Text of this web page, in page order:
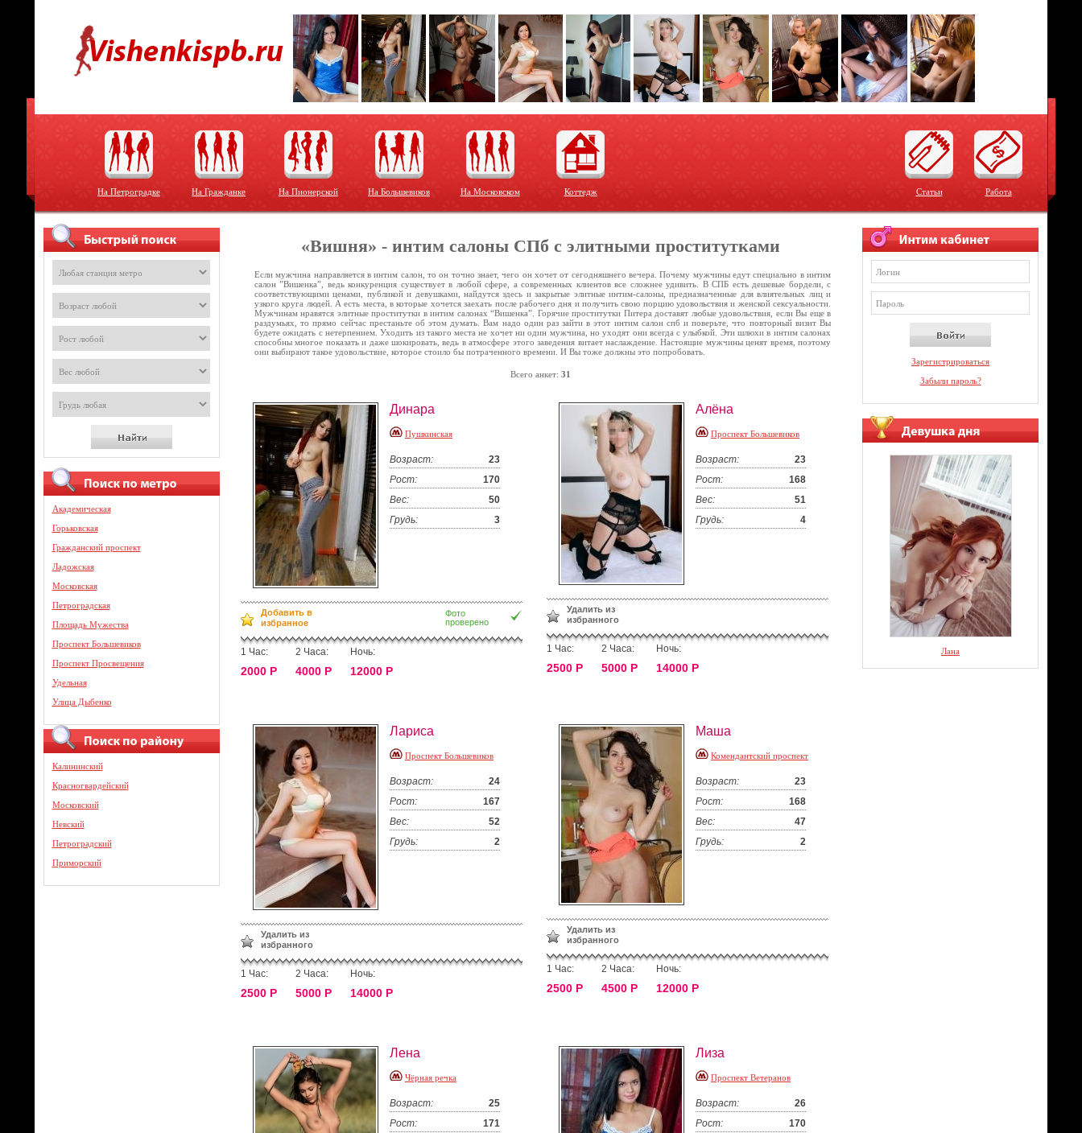
На Петроградке На Гражданке На Пионерской На Большевиков На Московском Коттедж Статьи Работа
Академическая
Горьковская
Гражданский проспект
Ладожская
Московская
Петроградская
Площадь Мужества
Проспект Большевиков
Проспект Просвещения
Удельная
Улица Дыбенко
Калининский
Красногвардейский
Московский
Невский
Петроградский
Приморский
«Вишня» - интим салоны СПб с элитными проститутками
Если мужчина направляется в интим салон, то он точно знает, чего он хочет от сегодняшнего вечера. Почему мужчины едут специально в интим
салон ”Вишенка”, ведь конкуренция существует в любой сфере, а современных клиентов все сложнее удивить. В СПБ есть дешевые бордели, с
соответствующими ценами, публикой и девушками, найдутся здесь и закрытые элитные интим-салоны, предназначенные для влиятельных лиц и
узкого круга людей. А есть места, в которые хочется заехать после рабочего дня и получить свою порцию удовольствия и женской сексуальности.
Мужчинам нравятся элитные проститутки в интим салонах “Вишенка”. Горячие проститутки Питера доставят любые удовольствия, если Вы еще в
раздумьях, то прямо сейчас престаньте об этом думать. Вам надо один раз зайти в этот интим салон спб и поверьте, что повторный визит Вы
будете ожидать с нетерпением. Уходить из такого места не хочет ни один мужчина, но уходят они всегда с улыбкой. Эти шлюхи в интим салонах
способны многое показать и даже шокировать, ведь в атмосфере этого заведения витает наслаждение. Настоящие мужчины ценят время, поэтому
они выбирают такое удовольствие, которое стоило бы потраченного времени. И Вы тоже должны это попробовать.
Всего анкет: 31
Динара
Пушкинская
Возраст:
23
Рост:
170
Вес:
50
Грудь:
3
Добавить в
избранное
Фото
проверено
1 Час:
2000 Р
2 Часа:
4000 Р
Ночь:
12000 Р
Алёна
Проспект Большевиков
Возраст:
23
Рост:
168
Вес:
51
Грудь:
4
Удалить из
избранного
1 Час:
2500 Р
2 Часа:
5000 Р
Ночь:
14000 Р
Лариса
Проспект Большевиков
Возраст:
24
Рост:
167
Вес:
52
Грудь:
2
Удалить из
избранного
1 Час:
2500 Р
2 Часа:
5000 Р
Ночь:
14000 Р
Маша
Комендантский проспект
Возраст:
23
Рост:
168
Вес:
47
Грудь:
2
Удалить из
избранного
1 Час:
2500 Р
2 Часа:
4500 Р
Ночь:
12000 Р
Лена
Чёрная речка
Возраст:
25
Рост:
171
Лиза
Проспект Ветеранов
Возраст:
26
Рост:
170
Зарегистрироваться
Забыли пароль?
Лана